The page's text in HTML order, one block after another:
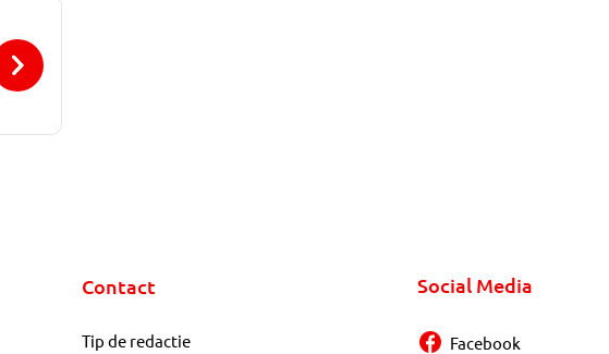
Contact
Tip de redactie
Social Media
Facebook